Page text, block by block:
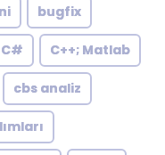
bugfix
C# C++; Matlab
cbs analiz